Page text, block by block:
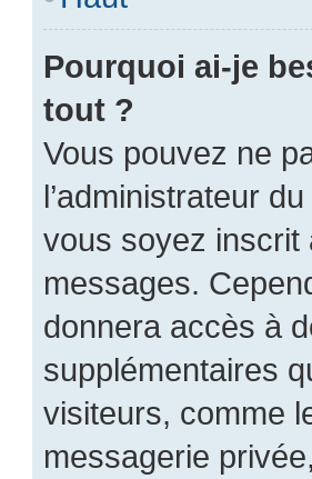
Pourquoi ai-je
tout ?
Vous pouvez ne
l’administrateur
vous soyez inscrit
messages.
donnera accès à
supplémentaires
visiteurs, comme
messagerie